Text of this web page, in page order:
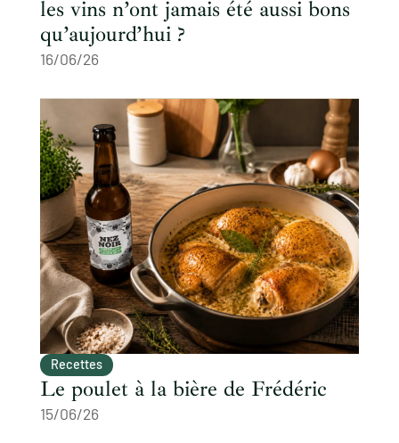
les vins n’ont jamais été aussi bons
qu’aujourd’hui ?
16/06/26
Recettes
Le poulet à la bière de Frédéric
15/06/26